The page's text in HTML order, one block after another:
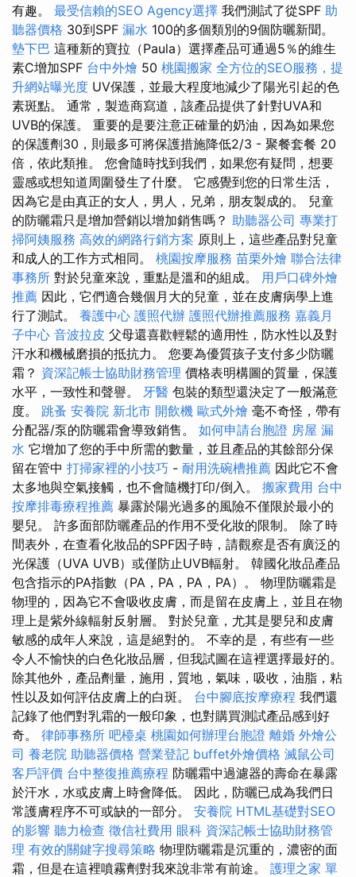
有趣。 最受信賴的SEO Agency選擇 我們測試了從SPF 助
聽器價格 30到SPF 漏水 100的多個類別的9個防曬新聞。
墊下巴 這種新的寶拉（Paula）選擇產品可通過5％的維生
素C增加SPF 台中外燴 50 桃園搬家 全方位的SEO服務，提
升網站曝光度 UV保護，並最大程度地減少了陽光引起的色
素斑點。 通常，製造商寫道，該產品提供了針對UVA和
UVB的保護。 重要的是要注意正確量的奶油，因為如果您
的保護劑30，則最多可將保護措施降低2/3 - 聚餐套餐 20
倍，依此類推。 您會隨時找到我們，如果您有疑問，想要
靈感或想知道周圍發生了什麼。 它感覺到您的日常生活，
因為它是由真正的女人，男人，兄弟，朋友製成的。 兒童
的防曬霜只是增加營銷以增加銷售嗎？ 助聽器公司 專業打
掃阿姨服務 高效的網路行銷方案 原則上，這些產品對兒童
和成人的工作方式相同。 桃園按摩服務 苗栗外燴 聯合法律
事務所 對於兒童來說，重點是溫和的組成。 用戶口碑外燴
推薦 因此，它們適合幾個月大的兒童，並在皮膚病學上進
行了測試。 養護中心 護照代辦 護照代辦推薦服務 嘉義月
子中心 音波拉皮 父母還喜歡輕鬆的適用性，防水性以及對
汗水和機械磨損的抵抗力。 您要為優質孩子支付多少防曬
霜？ 資深記帳士協助財務管理 價格表明構圖的質量，保護
水平，一致性和聲譽。 牙醫 包裝的類型還決定了一般滿意
度。 跳蚤 安養院 新北市 開飲機 歐式外燴 毫不奇怪，帶有
分配器/泵的防曬霜會導致銷售。 如何申請台胞證 房屋 漏
水 它增加了您的手中所需的數量，並且產品的其餘部分保
留在管中 打掃家裡的小技巧 - 耐用洗碗槽推薦 因此它不會
太多地與空氣接觸，也不會隨機打印/倒入。 搬家費用 台中
按摩排毒療程推薦 暴露於陽光過多的風險不僅限於最小的
嬰兒。 許多面部防曬產品的作用不受化妝的限制。 除了時
間表外，在查看化妝品的SPF因子時，請觀察是否有廣泛的
光保護（UVA UVB）或僅防止UVB輻射。 韓國化妝品產品
包含指示的PA指數（PA，PA，PA，PA）。 物理防曬霜是
物理的，因為它不會吸收皮膚，而是留在皮膚上，並且在物
理上是紫外線輻射反射層。 對於兒童，尤其是嬰兒和皮膚
敏感的成年人來說，這是絕對的。 不幸的是，有些有一些
令人不愉快的白色化妝品層，但我試圖在這裡選擇最好的。
除其他外，產品劑量，施用，質地，氣味，吸收，油脂，粘
性以及如何評估皮膚上的白斑。 台中腳底按摩療程 我們還
記錄了他們對乳霜的一般印象，也對購買測試產品感到好
奇。 律師事務所 吧檯桌 桃園如何辦理台胞證 離婚 外燴公
司 養老院 助聽器價格 營業登記 buffet外燴價格 滅鼠公司
客戶評價 台中整復推薦療程 防曬霜中過濾器的壽命在暴露
於汗水，水或皮膚上時會降低。 因此，防曬已成為我們日
常護膚程序不可或缺的一部分。 安養院 HTML基礎對SEO
的影響 聽力檢查 徵信社費用 眼科 資深記帳士協助財務管
理 有效的關鍵字搜尋策略 物理防曬霜是沉重的，濃密的面
霜，但是在這裡噴霧劑對我來說非常有前途。 護理之家 單